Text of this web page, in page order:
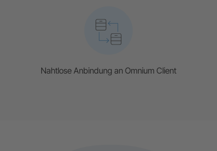
Nahtlose Anbindung an Omnium Client